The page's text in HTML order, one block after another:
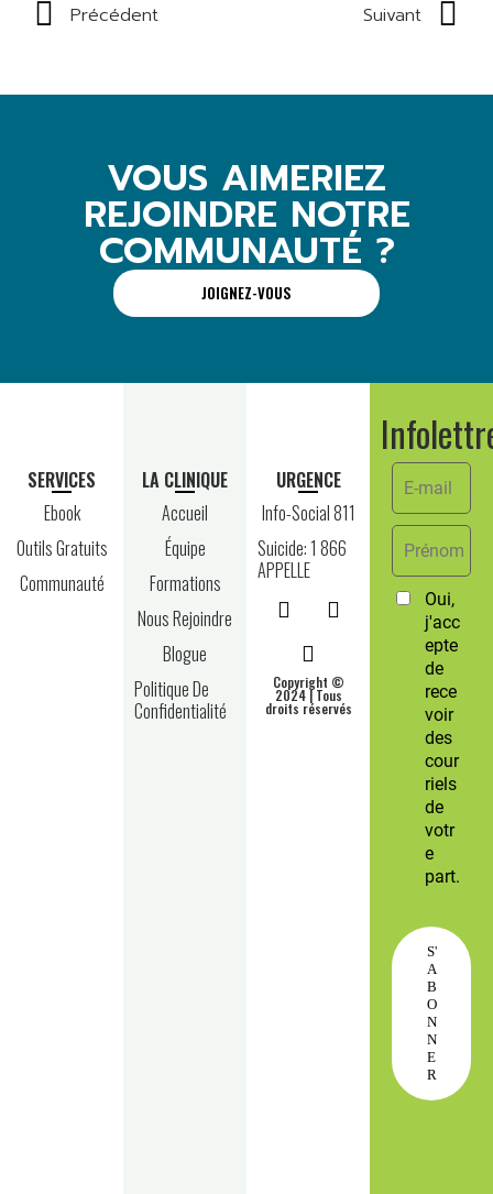
Précédent Suivant
VOUS AIMERIEZ
REJOINDRE NOTRE
COMMUNAUTÉ ?
JOIGNEZ-VOUS
SERVICES
Ebook
Outils Gratuits
Communauté
LA CLINIQUE
Accueil
Équipe
Formations
Nous Rejoindre
Blogue
Politique De
Confidentialité
URGENCE
Info-Social 811
Suicide: 1 866
APPELLE
Copyright ©
2024 | Tous
droits réservés